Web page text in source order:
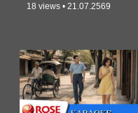
18 views • 21.07.2569